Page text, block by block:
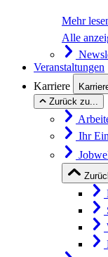
Mehr
Alle
Veranstaltungen
Karriere
Zurück zu...
Ihr